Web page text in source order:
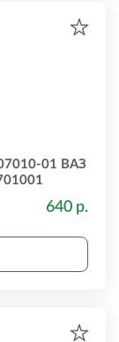
01 ВАЗ
640 р.